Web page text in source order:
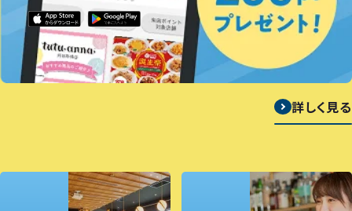
詳しく見る